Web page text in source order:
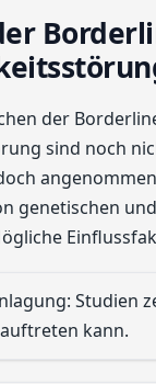
der
sind noch
genetischen
Studien
kann.